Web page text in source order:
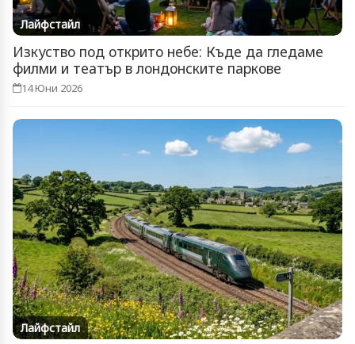
Лайфстайл
Изкуство под открито небе: Къде да гледаме
филми и театър в лондонските паркове
14 Юни 2026
Лайфстайл